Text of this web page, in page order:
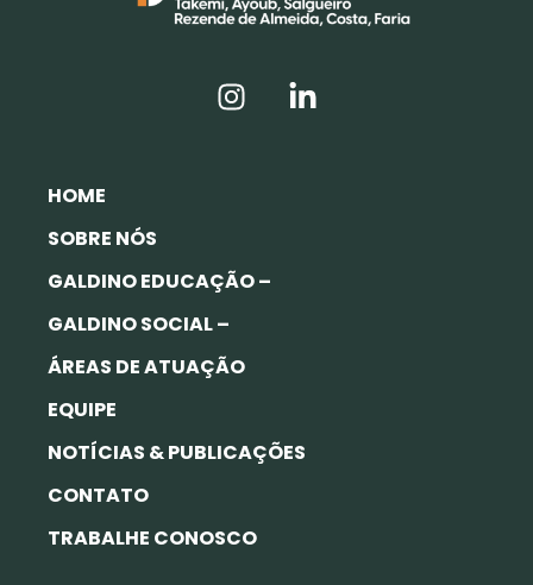
HOME
SOBRE NÓS
GALDINO EDUCAÇÃO –
GALDINO SOCIAL –
ÁREAS DE ATUAÇÃO
EQUIPE
NOTÍCIAS & PUBLICAÇÕES
CONTATO
TRABALHE CONOSCO